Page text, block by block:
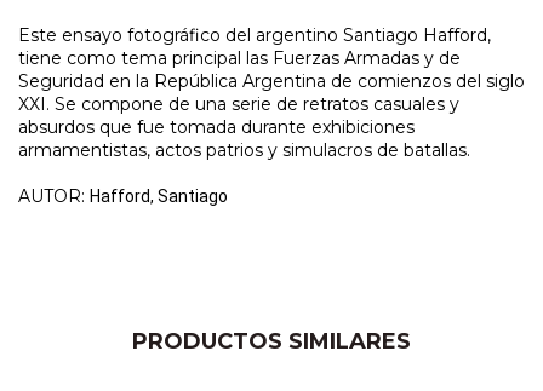
Este ensayo fotográfico del argentino Santiago Hafford,
tiene como tema principal las Fuerzas Armadas y de
Seguridad en la República Argentina de comienzos del siglo
XXI. Se compone de una serie de retratos casuales y
absurdos que fue tomada durante exhibiciones
armamentistas, actos patrios y simulacros de batallas.
AUTOR: Hafford, Santiago
PRODUCTOS SIMILARES